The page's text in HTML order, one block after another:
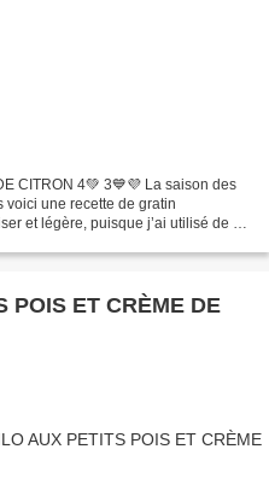
La saison des
voici une recette de gratin
et légère, puisque j’ai utilisé de la
POIS ET CRÈME DE